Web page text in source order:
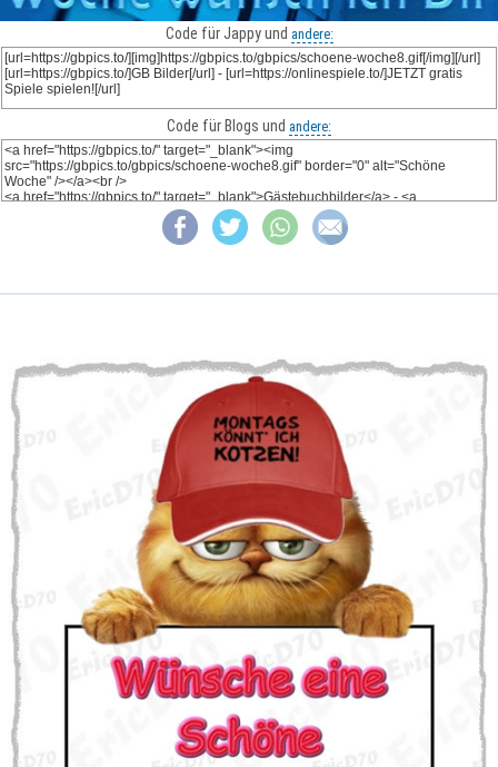
Code für Jappy und andere:
Code für Blogs und andere: